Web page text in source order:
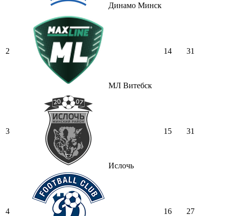
Динамо Минск
2
МЛ Витебск
14 31
3
Ислочь
15 31
4 16 27